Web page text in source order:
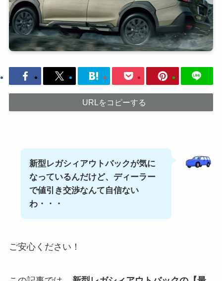
URLをコピーする
新型レガシィアウトバックが気に
なっているんだけど、ディーラー
で値引き交渉なんて自信ない
わ・・・
ご安心ください！